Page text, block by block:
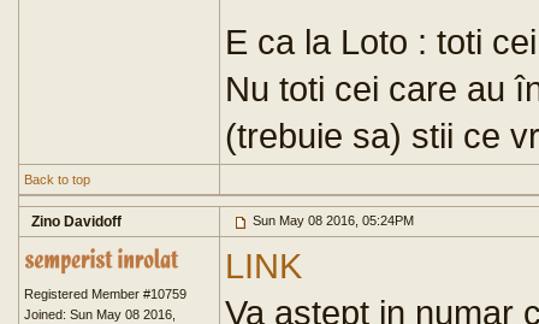
E ca la Loto : toti
Nu toti cei care au
(trebuie sa) stii ce
Back to top
Zino Davidoff Sun May 08 2016, 05:24PM
Registered Member #10759
Joined: Sun May 08 2016,
LINK
Va astept in numar